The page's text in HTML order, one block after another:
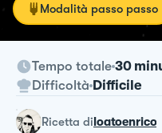
Modalità passo passo
Tempo totale 30
Difficoltà Difficile
ricetta diloatoenrico